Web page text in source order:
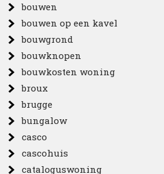
bouwen
bouwen op een kavel
bouwgrond
bouwknopen
bouwkosten woning
broux
brugge
bungalow
casco
cascohuis
cataloguswoning